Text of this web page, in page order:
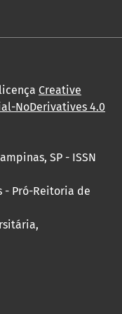
Creative
NoDerivatives 4.0
SP - ISSN
- Pró-Reitoria de